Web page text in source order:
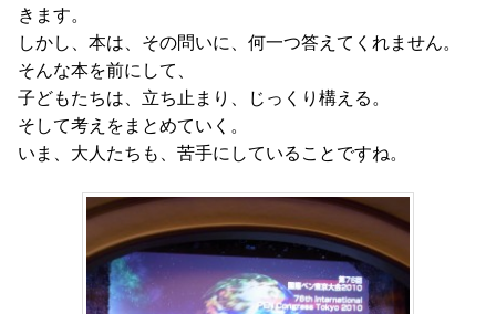
きます。
しかし、本は、その問いに、何一つ答えてくれません。
そんな本を前にして、
子どもたちは、立ち止まり、じっくり構える。
そして考えをまとめていく。
いま、大人たちも、苦手にしていることですね。